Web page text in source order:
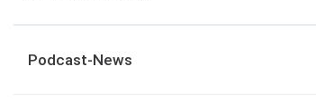
Podcast-News